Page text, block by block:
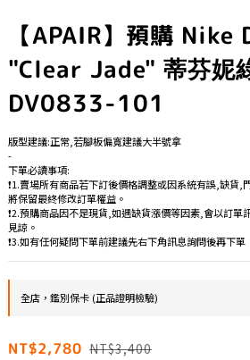
【APAIR】預購
"Clear Jade" 蒂芬妮
DV0833-101
版型建議:正常,若腳板偏寬建議大半號拿
-
下單必讀事項:
❗️1.賣場所有商品若下訂後價格調整或因系統有誤,缺貨,
將保留最終修改訂單權益。
❗️2.預購商品因不是現貨,如遇缺貨漲價等因素,會以訂單
見諒。
❗️3.如有任何疑問下單前建議先右下角訊息詢問後再下單
全店，鑑別保卡 (正品證明檢驗)
NT$2,780 NT$3,400